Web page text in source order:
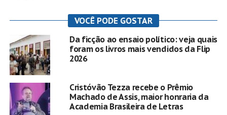
VOCÊ PODE GOSTAR
Da ficção ao ensaio político: veja quais
foram os livros mais vendidos da Flip
2026
Cristóvão Tezza recebe o Prêmio
Machado de Assis, maior honraria da
Academia Brasileira de Letras